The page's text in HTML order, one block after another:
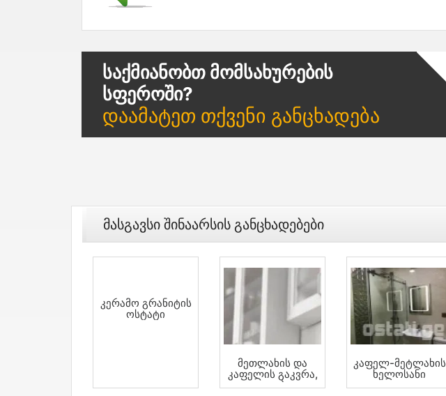
Საქმიანობთ Მომსახურების
Სფეროში?
Დაამატეთ Თქვენი Განცხადება
Მასგავსი Შინაარსის Განცხადებები
Კერამო Გრანიტის
Ოსტატი
Მეთლახის Და
Კაფელის Გაკვრა,
Დაგება
Კაფელ-Მეტლახის
Ხელოსანი